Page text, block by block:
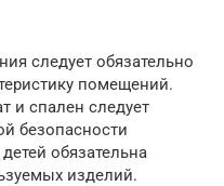
следует обязательно
помещений.
и спален следует
безопасности
обязательна
изделий.